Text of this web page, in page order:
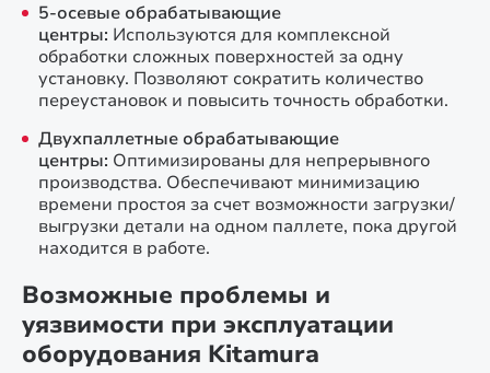
5-осевые обрабатывающие
центры: Используются для комплексной
обработки сложных поверхностей за одну
установку. Позволяют сократить количество
переустановок и повысить точность обработки.
Двухпаллетные обрабатывающие
центры: Оптимизированы для непрерывного
производства. Обеспечивают минимизацию
времени простоя за счет возможности загрузки/
выгрузки детали на одном паллете, пока другой
находится в работе.
Возможные проблемы и
уязвимости при эксплуатации
оборудования Kitamura